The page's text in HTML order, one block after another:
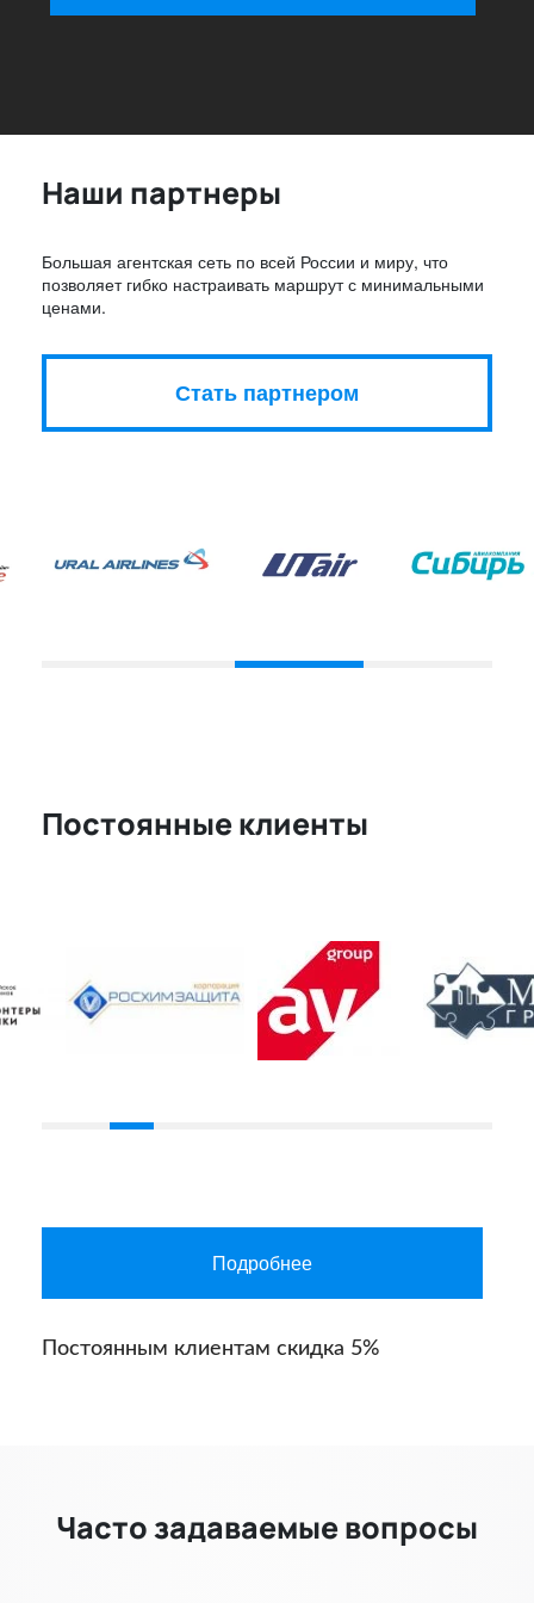
Наши партнеры
Большая агентская сеть по всей России и миру, что
позволяет гибко настраивать маршрут с минимальными
ценами.
Стать партнером
Постоянные клиенты
Подробнее
Постоянным клиентам скидка 5%
Часто задаваемые вопросы